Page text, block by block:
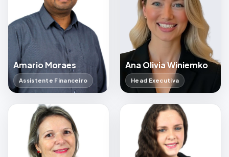
Amario Moraes
Assistente Financeiro
Ana Olivia Winiemko
Head Executiva